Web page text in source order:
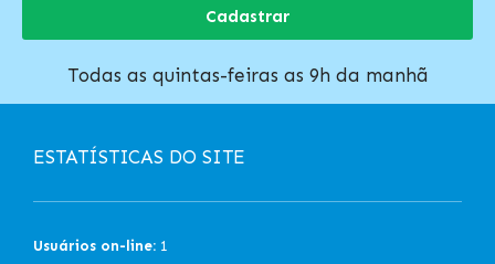
Cadastrar
Todas as quintas-feiras as 9h da manhã
ESTATÍSTICAS DO SITE
Usuários on-line: 1